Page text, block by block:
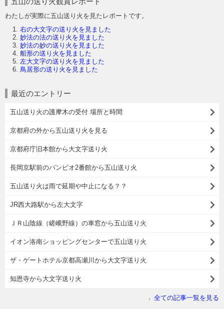
わたしが実際に五山送り火を見たレポートです。
右の大文字の送り火を見ました
妙法の法の送り火を見ました
妙法の妙の送り火を見ました
船形の送り火を見ました
左大文字の送り火を見ました
鳥居形の送り火を見ました
最近のエントリー
五山送り火の護摩木の受付 場所と時間
京都府の外から五山送り火を見る
京都府庁旧本館から大文字送り火
長岡京駅前のバンビオ2番館から五山送り火
五山送り火は雨で延期や中止になる？？
JR西大路駅から左大文字
ＪＲ山陰線（嵯峨野線）の車窓から五山送り火
イオン洛南ショッピングセンターで五山送り火
ザ・ゲートホテル京都高瀬川から大文字送り火
知恩寺から大文字送り火
全ての記事一覧を見る